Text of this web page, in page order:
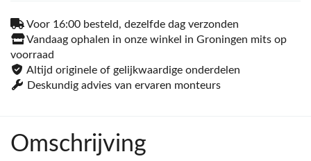
Voor 16:00 besteld, dezelfde dag verzonden
Vandaag ophalen in onze winkel in Groningen mits op
voorraad
Altijd originele of gelijkwaardige onderdelen
Deskundig advies van ervaren monteurs
Omschrijving